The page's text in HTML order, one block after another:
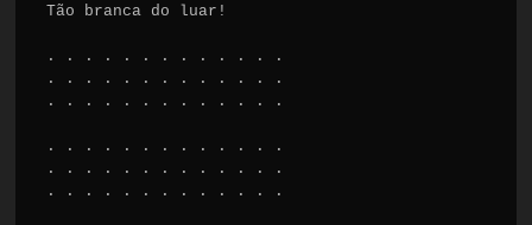
Tão branca do luar!
. . . . . . . . . . . . .
. . . . . . . . . . . . .
. . . . . . . . . . . . .
. . . . . . . . . . . . .
. . . . . . . . . . . . .
. . . . . . . . . . . . .